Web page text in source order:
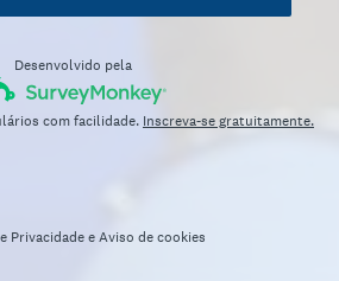
Desenvolvido pela
com facilidade. Inscreva-se gratuitamente.
PrivacidadeeAviso de cookies